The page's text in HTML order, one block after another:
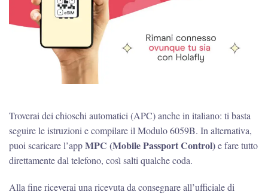
Troverai dei chioschi automatici (APC) anche in italiano: ti basta
seguire le istruzioni e compilare il Modulo 6059B. In alternativa,
puoi scaricare l’appMPC (Mobile Passport Control)e fare tutto
direttamente dal telefono, così salti qualche coda.
Alla fine riceverai una ricevuta da consegnare all’ufficiale di